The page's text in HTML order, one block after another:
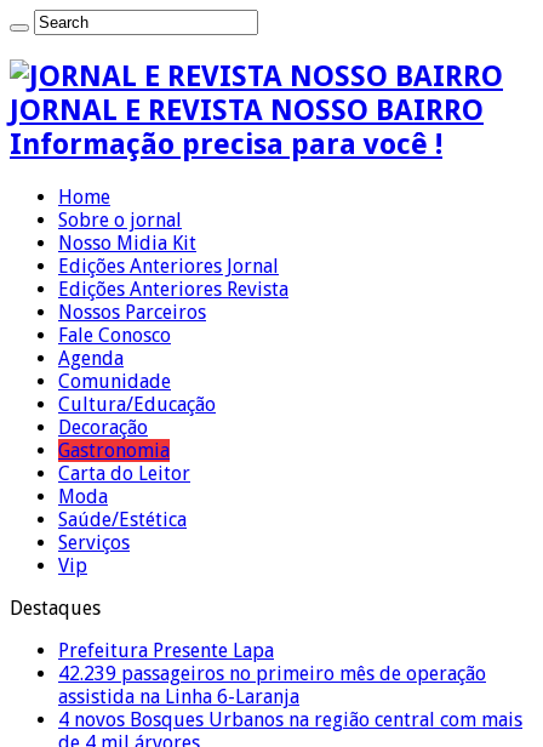
JORNAL E REVISTA NOSSO BAIRRO
Informação precisa para você !
Home
Sobre o jornal
Nosso Midia Kit
Edições Anteriores Jornal
Edições Anteriores Revista
Nossos Parceiros
Fale Conosco
Agenda
Comunidade
Cultura/Educação
Decoração
Gastronomia
Carta do Leitor
Moda
Saúde/Estética
Serviços
Vip
Destaques
Prefeitura Presente Lapa
42.239 passageiros no primeiro mês de operação
assistida na Linha 6-Laranja
4 novos Bosques Urbanos na região central com mais